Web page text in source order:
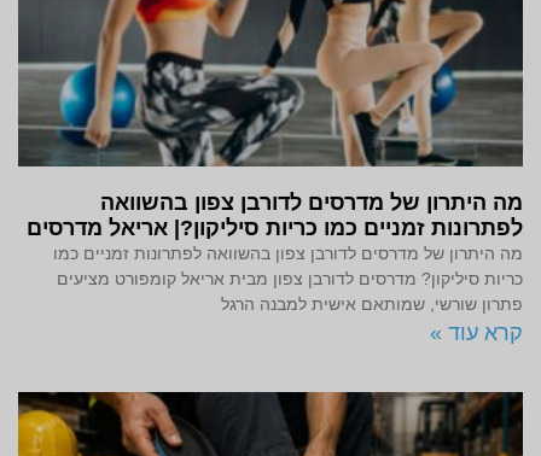
מה היתרון של מדרסים לדורבן צפון בהשוואה
לפתרונות זמניים כמו כריות סיליקון?| אריאל מדרסים
מה היתרון של מדרסים לדורבן צפון בהשוואה לפתרונות זמניים כמו
כריות סיליקון? מדרסים לדורבן צפון מבית אריאל קומפורט מציעים
פתרון שורשי, שמותאם אישית למבנה הרגל
קרא עוד »